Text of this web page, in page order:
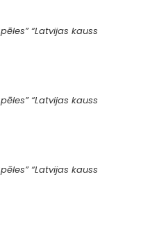
“Latvijas kauss
“Latvijas kauss
“Latvijas kauss